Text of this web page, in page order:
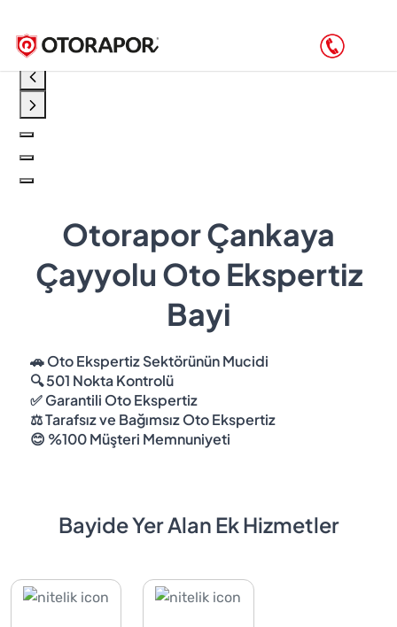
Otorapor Çankaya
Çayyolu Oto Ekspertiz
Bayi
🚗 Oto Ekspertiz Sektörünün Mucidi
🔍 501 Nokta Kontrolü
✅ Garantili Oto Ekspertiz
⚖️ Tarafsız ve Bağımsız Oto Ekspertiz
😊 %100 Müşteri Memnuniyeti
Bayide Yer Alan Ek Hizmetler